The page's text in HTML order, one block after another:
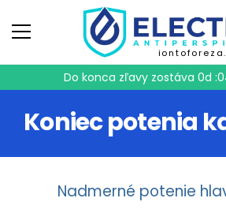
Do konca zľavy zostáva 0d
Koniec potenia
Nadmerné potenie